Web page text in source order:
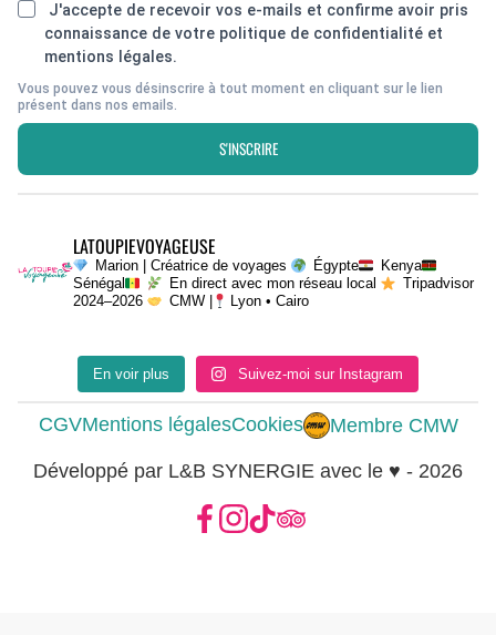
J'accepte de recevoir vos e-mails et confirme avoir pris
connaissance de votre politique de confidentialité et
mentions légales.
Vous pouvez vous désinscrire à tout moment en cliquant sur le lien
présent dans nos emails.
S'INSCRIRE
LATOUPIEVOYAGEUSE
Marion | Créatrice de voyages Égypte
Kenya
Sénégal
En direct avec mon réseau local
Tripadvisor
2024–2026
CMW | Lyon • Cairo
En voir plus Suivez-moi sur Instagram
CGVMentions légalesCookies Membre CMW
Développé par L&B SYNERGIE avec le ♥ - 2026